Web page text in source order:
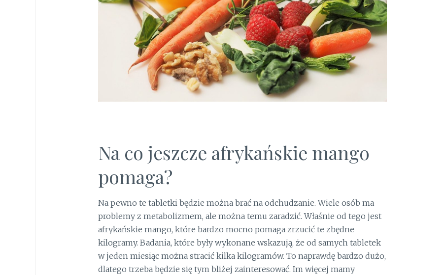
Na co jeszcze afrykańskie mango
pomaga?
Na pewno te tabletki będzie można brać na odchudzanie. Wiele osób ma
problemy z metabolizmem, ale można temu zaradzić. Właśnie od tego jest
afrykańskie mango, które bardzo mocno pomaga zrzucić te zbędne
kilogramy. Badania, które były wykonane wskazują, że od samych tabletek
w jeden miesiąc można stracić kilka kilogramów. To naprawdę bardzo dużo,
dlatego trzeba będzie się tym bliżej zainteresować. Im więcej mamy